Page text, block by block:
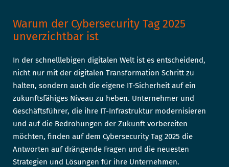
Warum der Cybersecurity Tag 2025
unverzichtbar ist
In der schnelllebigen digitalen Welt ist es entscheidend,
nicht nur mit der digitalen Transformation Schritt zu
halten, sondern auch die eigene IT-Sicherheit auf ein
zukunftsfähiges Niveau zu heben. Unternehmer und
Geschäftsführer, die ihre IT-Infrastruktur modernisieren
und auf die Bedrohungen der Zukunft vorbereiten
möchten, finden auf dem Cybersecurity Tag 2025 die
Antworten auf drängende Fragen und die neuesten
Strategien und Lösungen für ihre Unternehmen.